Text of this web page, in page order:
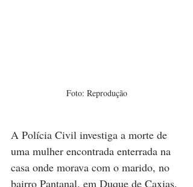
Foto: Reprodução
A Polícia Civil investiga a morte de
uma mulher encontrada enterrada na
casa onde morava com o marido, no
bairro Pantanal, em Duque de Caxias,